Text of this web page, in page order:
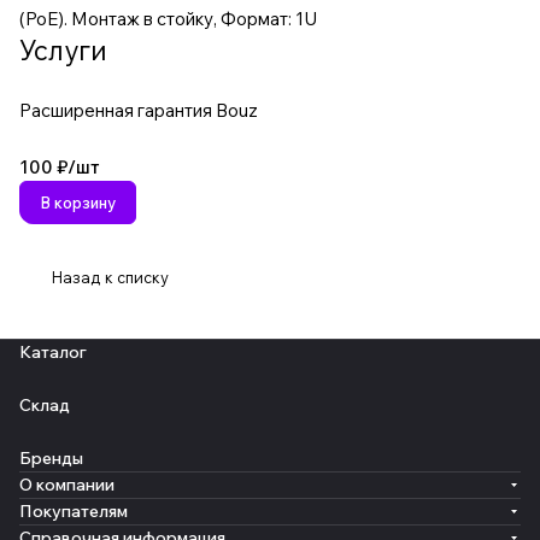
(PoE). Монтаж в стойку, Формат: 1U
Услуги
Расширенная гарантия Bouz
100 ₽/шт
В корзину
Назад к списку
Каталог
Склад
Бренды
О компании
Покупателям